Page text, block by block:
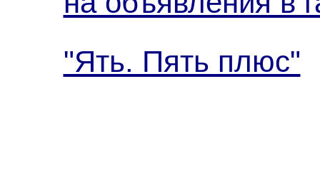
"Ять. Пять плюс"